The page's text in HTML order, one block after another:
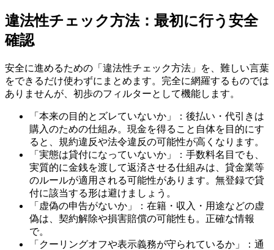
違法性チェック方法：最初に行う安全
確認
安全に進めるための「違法性チェック方法」を、難しい言葉
をできるだけ使わずにまとめます。完全に網羅するものでは
ありませんが、初歩のフィルターとして機能します。
「本来の目的とズレていないか」：後払い・代引きは
購入のための仕組み。現金を得ること自体を目的にす
ると、規約違反や法令違反の可能性が高くなります。
「実態は貸付になっていないか」：手数料名目でも、
実質的に金銭を渡して返済させる仕組みは、貸金業等
のルールが適用される可能性があります。無登録で貸
付に該当する形は避けましょう。
「虚偽の申告がないか」：在籍・収入・用途などの虚
偽は、契約解除や損害賠償の可能性も。正確な情報
で。
「クーリングオフや表示義務が守られているか」：通